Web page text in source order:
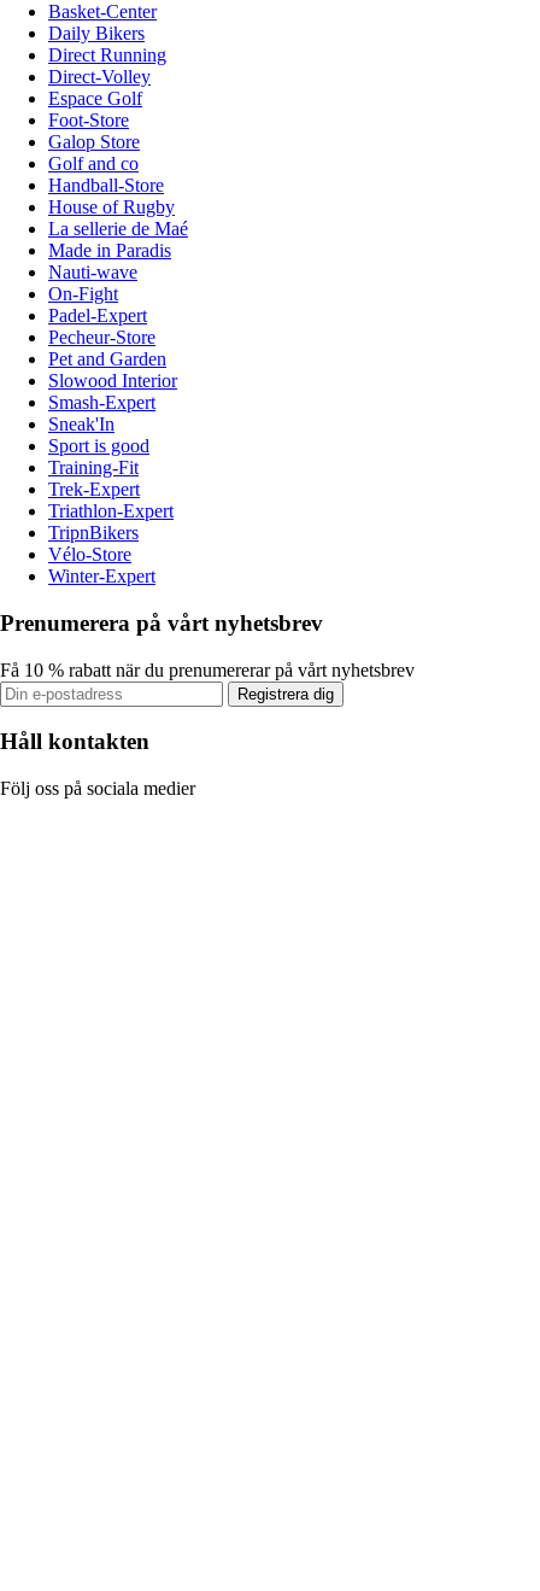
Basket-Center
Daily Bikers
Direct Running
Direct-Volley
Espace Golf
Foot-Store
Galop Store
Golf and co
Handball-Store
House of Rugby
La sellerie de Maé
Made in Paradis
Nauti-wave
On-Fight
Padel-Expert
Pecheur-Store
Pet and Garden
Slowood Interior
Smash-Expert
Sneak'In
Sport is good
Training-Fit
Trek-Expert
Triathlon-Expert
TripnBikers
Vélo-Store
Winter-Expert
Prenumerera på vårt nyhetsbrev
Få 10 % rabatt när du prenumererar på vårt nyhetsbrev
Registrera dig
Håll kontakten
Följ oss på sociala medier